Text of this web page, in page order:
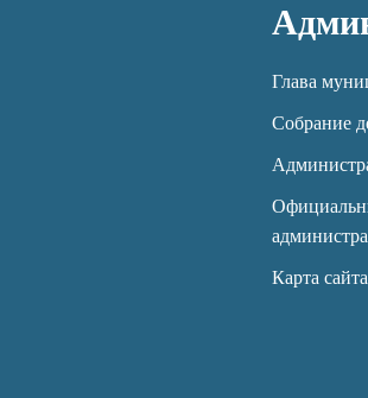
Глава
Собрание
Карта сайта